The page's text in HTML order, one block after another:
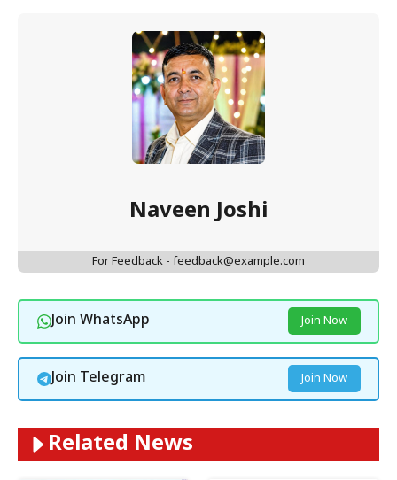
Naveen Joshi
For Feedback - feedback@example.com
Join WhatsApp Join Now
Join Telegram Join Now
Related News